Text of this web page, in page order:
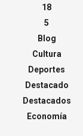
18
5
Blog
Cultura
Deportes
Destacado
Destacados
Economía